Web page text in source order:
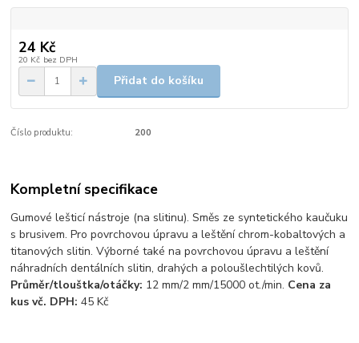
24 Kč
20 Kč bez DPH
Přidat do košíku
Číslo produktu: 200
Kompletní specifikace
Gumové lešticí nástroje (na slitinu). Směs ze syntetického kaučuku
s brusivem. Pro povrchovou úpravu a leštění chrom-kobaltových a
titanových slitin. Výborné také na povrchovou úpravu a leštění
náhradních dentálních slitin, drahých a poloušlechtilých kovů.
Průměr/tlouštka/otáčky: 12 mm/2 mm/15000 ot./min. Cena za
kus vč. DPH: 45 Kč